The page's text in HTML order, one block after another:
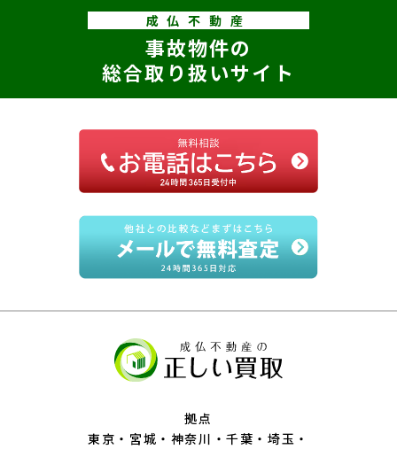
成仏不動産
事故物件の
総合取り扱いサイト
拠点
東京
宮城 神奈川 千葉
埼玉